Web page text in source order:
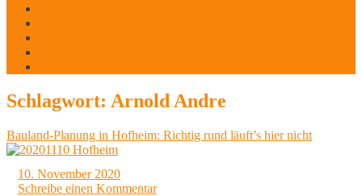
Schlagwort: Arnold Andre
Bauland-Planung in Hofheim: Richtig rund läuft’s hier nicht
10. November 2020
Schreibe einen Kommentar